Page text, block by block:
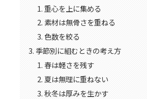
重心を上に集める
素材は無骨さを重ねる
色数を絞る
季節別に組むときの考え方
春は軽さを残す
夏は無理に重ねない
秋冬は厚みを生かす